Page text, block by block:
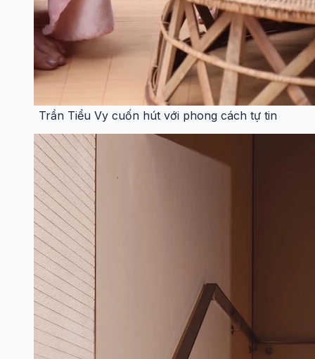
Trần Tiểu Vy cuốn hút với phong cách tự tin